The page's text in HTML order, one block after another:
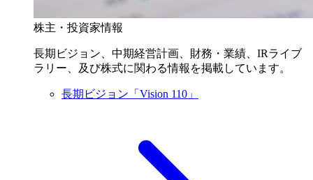
株主・投資家情報
長期ビジョン、中期経営計画、財務・業績、IRライブ
ラリー、及び株式に関わる情報を掲載しています。
長期ビジョン「Vision 110」